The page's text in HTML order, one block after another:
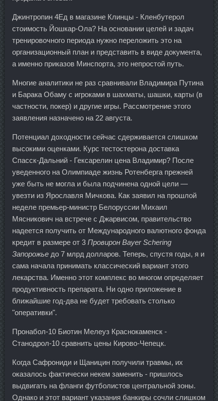
Джинтропин 4Ед в магазине Клинцы - Кленбутерол
стоимость Йошкар-Ола? На основании целей и задач
тренировочного периода нужно переложить это на
организационный план и представить в виде документа,
а именно приказов Минспорта, это непростой путь.
Многие аналитики не раз сравнивали Владимира Путина
и Барака Обаму с игроками в шахматы, шашки, карты (в
частности, покер) и другие игры. Рассмотрение этого
заявления назначено на 22 августа.
Потенциал доходности сейчас сдерживается слишком
высокими оценками. Курс тестостерона доставка
Спасск-Дальний - Гексарелин цена Владимир? После
уведенного на Олимпиаде жизнь Ротенберга прежней
уже быть не могла и была подчинена одной цели —
увезти из Ярославля Мичкова. Как заявил на прошлой
неделе премьер-министр Белоруссии Михаил
Мясникович на встрече с Джарвисом, правительство
надеется получить от Международного валютного фонда
кредит в размере от 3 Провирон Bayer Schering
Запорожье до 7 млрд долларов. Теперь, спустя годы, я и
сама начала принимать классический вариант этого
лекарства. Именно этот комплекс во многом определяет
продуктивность препарата. Ни одно приложение в
ближайшие год-два не будет требовать столько
"оперативки".
Пронабол-10 Биотин Мелеуз Краснокаменск -
Станодрол-10 сравнить цены Кирово-Чепецк.
Когда Сафрониди и Щаницин получили травмы, их
оказалось фактически некем заменить - пришлось
выдвигать на фланги футболистов центральной зоны.
Однако и этот вариант указания банкиры сочли слишком